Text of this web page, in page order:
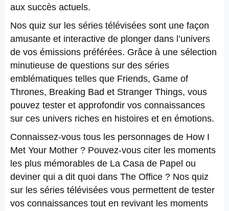
aux succès actuels.
Nos quiz sur les séries télévisées sont une façon
amusante et interactive de plonger dans l’univers
de vos émissions préférées. Grâce à une sélection
minutieuse de questions sur des séries
emblématiques telles que Friends, Game of
Thrones, Breaking Bad et Stranger Things, vous
pouvez tester et approfondir vos connaissances
sur ces univers riches en histoires et en émotions.
Connaissez-vous tous les personnages de How I
Met Your Mother ? Pouvez-vous citer les moments
les plus mémorables de La Casa de Papel ou
deviner qui a dit quoi dans The Office ? Nos quiz
sur les séries télévisées vous permettent de tester
vos connaissances tout en revivant les moments